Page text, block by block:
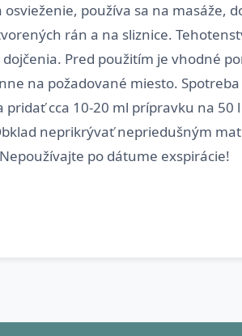
používa sa na masáže,
rán a na sliznice.
Pred použitím je vhodné
na požadované miesto.
cca 10-20 ml prípravku na
neprikrývať nepriedušným